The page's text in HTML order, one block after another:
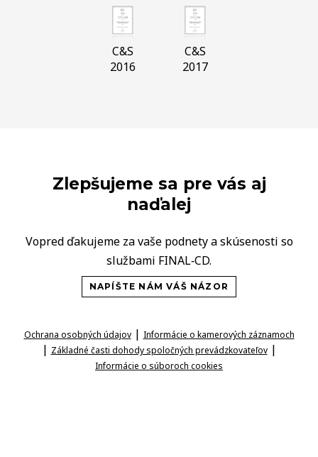
C&S
2016
C&S
2017
Zlepšujeme sa pre vás aj
naďalej
Vopred ďakujeme za vaše podnety a skúsenosti so
službami FINAL‑CD.
NAPÍŠTE NÁM VÁŠ NÁZOR
Ochrana osobných údajov| Informácie o kamerových záznamoch
| Základné časti dohody spoločných prevádzkovateľov|
Informácie o súboroch cookies